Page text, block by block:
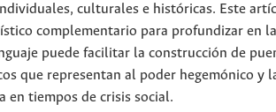
culturales e históricas. Este
complementario para profundizar en
puede facilitar la construcción de
que representan al poder hegemónico y
en tiempos de crisis social.